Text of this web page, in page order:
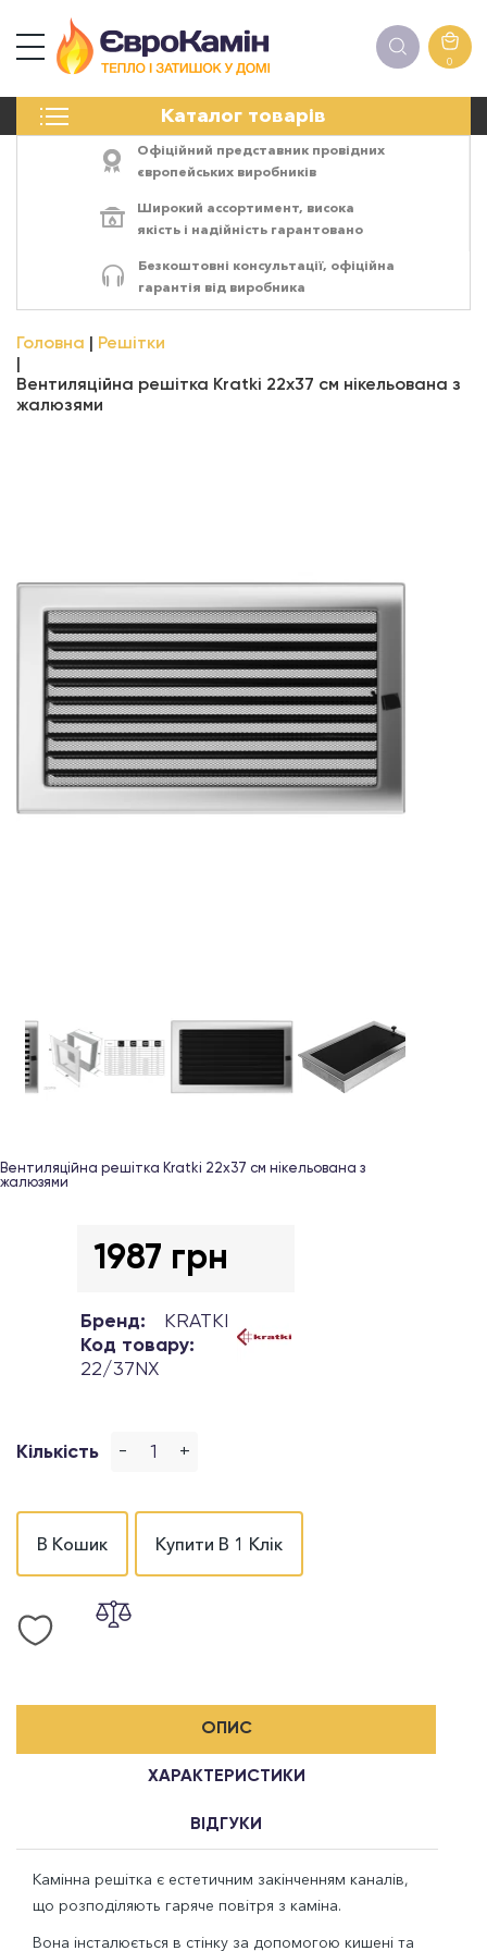
0
Каталог товарів
ПЕЧІ
ЕЛЕКТРОКАМІНИ
АКСЕСУАРИ
Офіційний представник провідних
європейських виробників
Широкий ассортимент, висока
якість і надійність гарантовано
Безкоштовні консультації, офіційна
гарантія від виробника
Головна Решітки
Вентиляційна решітка Kratki 22x37 см нікельована з
жалюзями
Вентиляційна решітка Kratki 22х37 см нікельована з
жалюзями
1987 грн
Бренд:
KRATKI
Код товару:
22/37NX
Кількість - +
В Кошик Купити В 1 Клік
ОПИС
ХАРАКТЕРИСТИКИ
ВІДГУКИ
Камінна решітка є естетичним закінченням каналів,
що розподіляють гаряче повітря з каміна.
Вона інсталюється в стінку за допомогою кишені та